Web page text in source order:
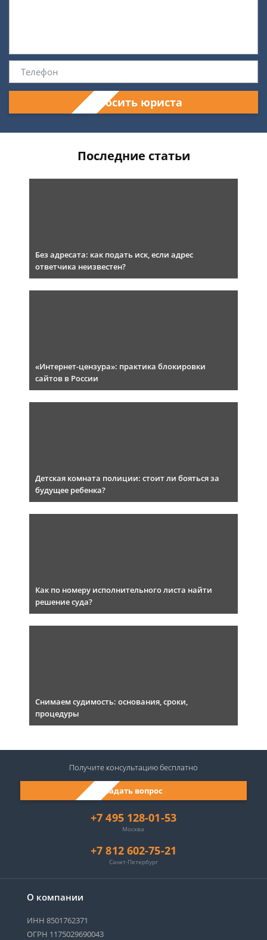
Спросить юриста
Последние статьи
Без адресата: как подать иск, если адрес
ответчика неизвестен?
«Интернет-цензура»: практика блокировки
сайтов в России
Детская комната полиции: стоит ли бояться за
будущее ребенка?
Как по номеру исполнительного листа найти
решение суда?
Снимаем судимость: основания, сроки,
процедуры
О компании
ИНН 8501762371
ОГРН 1175029690043
+7 495 128-01-53
Москва
+7 812 602-75-21
Санкт-Петербург
Задать вопрос
Получите консультациюбесплатно